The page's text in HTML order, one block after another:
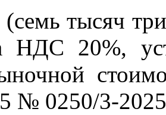
тысяч
НДС 20%,
№ 0250/3-